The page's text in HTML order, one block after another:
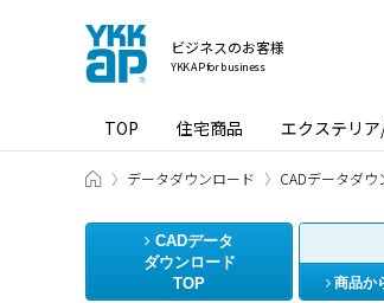
ビジネスのお客様
YKK AP for business
TOP 住宅商品 エクステリ
ビジネスのお客様 HOME
データダウンロード CADデータダウ
CADデータ
ダウンロード
TOP
商品か